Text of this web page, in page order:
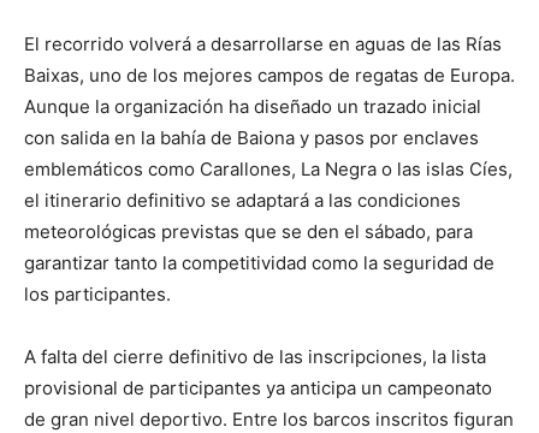
El recorrido volverá a desarrollarse en aguas de las Rías
Baixas, uno de los mejores campos de regatas de Europa.
Aunque la organización ha diseñado un trazado inicial
con salida en la bahía de Baiona y pasos por enclaves
emblemáticos como Carallones, La Negra o las islas Cíes,
el itinerario definitivo se adaptará a las condiciones
meteorológicas previstas que se den el sábado, para
garantizar tanto la competitividad como la seguridad de
los participantes.
A falta del cierre definitivo de las inscripciones, la lista
provisional de participantes ya anticipa un campeonato
de gran nivel deportivo. Entre los barcos inscritos figuran